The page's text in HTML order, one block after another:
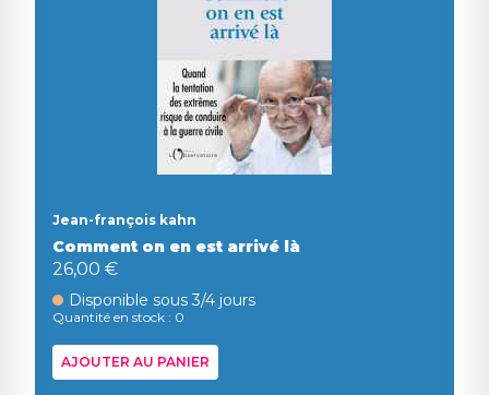
Jean-françois kahn
Comment on en est arrivé là
26,00 €
Disponible sous 3/4 jours
Quantité en stock : 0
AJOUTER AU PANIER